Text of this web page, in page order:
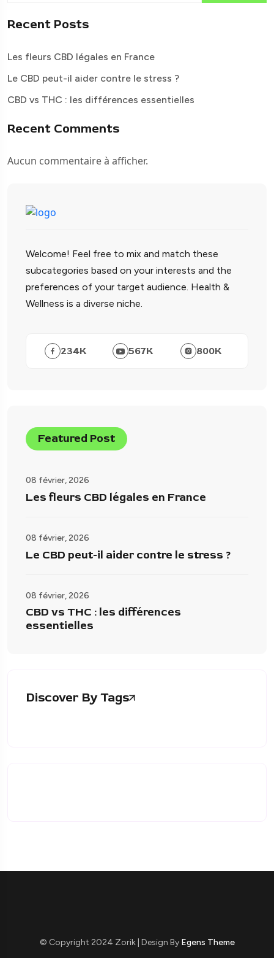
Recent Posts
Les fleurs CBD légales en France
Le CBD peut-il aider contre le stress ?
CBD vs THC : les différences essentielles
Recent Comments
Aucun commentaire à afficher.
Welcome! Feel free to mix and match these
subcategories based on your interests and the
preferences of your target audience. Health &
Wellness is a diverse niche.
234K 567K 800K
Featured Post
08 février, 2026
Les fleurs CBD légales en France
08 février, 2026
Le CBD peut-il aider contre le stress ?
08 février, 2026
CBD vs THC : les différences
essentielles
Discover By Tags
© Copyright 2024 Zorik | Design By Egens Theme